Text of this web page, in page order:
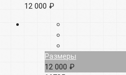
12 000 ₽
Размеры
12 000 ₽